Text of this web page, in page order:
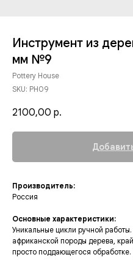
Инструмент из
мм №9
Pottery House
SKU: PH09
2100,00 р.
Производитель:
Россия
Основные характеристики:
Уникальные цикли ручной
африканской породы дерева,
просто поддающегося